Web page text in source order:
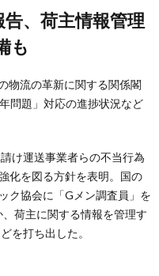
も
物流の革新に関する関係閣
問題」対応の進捗状況など
け運送事業者らの不当行為
化を図る方針を表明。国の
ク協会に「Gメン調査員」を
荷主に関する情報を管理す
を打ち出した。